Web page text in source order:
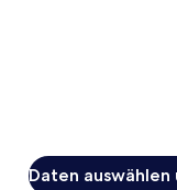
Daten auswählen